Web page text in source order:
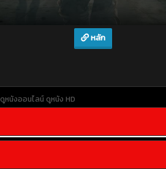
หลัก
ดูหนังออนไลน์ ดูหนัง HD